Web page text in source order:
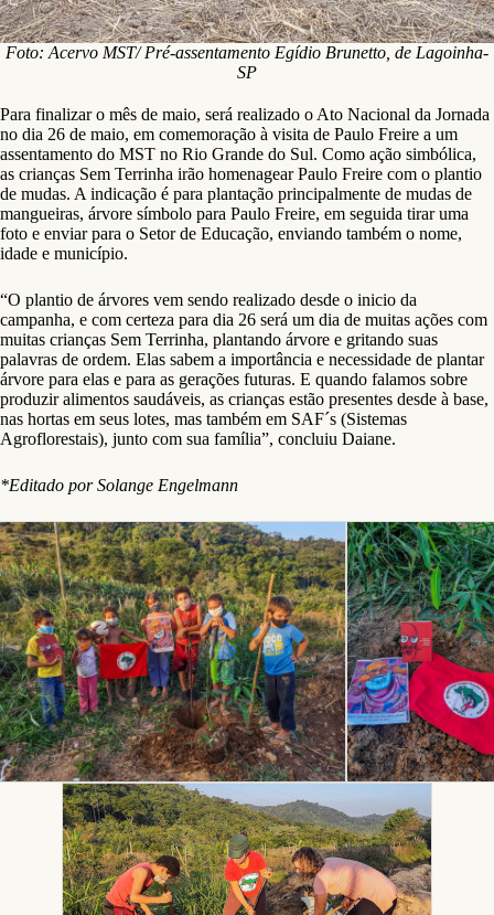
Foto: Acervo MST/ Pré-assentamento Egídio Brunetto, de Lagoinha-
SP
Para finalizar o mês de maio, será realizado o Ato Nacional da Jornada
no dia 26 de maio, em comemoração à visita de Paulo Freire a um
assentamento do MST no Rio Grande do Sul. Como ação simbólica,
as crianças Sem Terrinha irão homenagear Paulo Freire com o plantio
de mudas. A indicação é para plantação principalmente de mudas de
mangueiras, árvore símbolo para Paulo Freire, em seguida tirar uma
foto e enviar para o Setor de Educação, enviando também o nome,
idade e município.
“O plantio de árvores vem sendo realizado desde o inicio da
campanha, e com certeza para dia 26 será um dia de muitas ações com
muitas crianças Sem Terrinha, plantando árvore e gritando suas
palavras de ordem. Elas sabem a importância e necessidade de plantar
árvore para elas e para as gerações futuras. E quando falamos sobre
produzir alimentos saudáveis, as crianças estão presentes desde à base,
nas hortas em seus lotes, mas também em SAF´s (Sistemas
Agroflorestais), junto com sua família”, concluiu Daiane.
*Editado por Solange Engelmann